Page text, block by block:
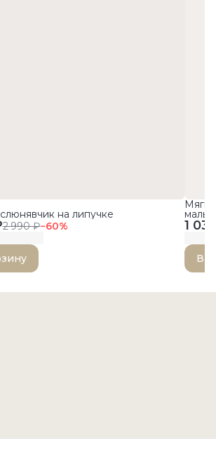
2 990 ₽−60%
на липучке
1
В